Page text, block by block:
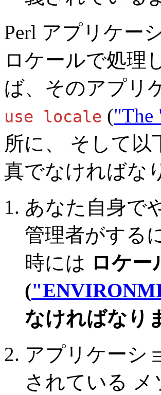
Perl アプリケー
ロケールで処理
ば、そのアプリ
use locale ("The
所に、 そして
真でなければな
あなた自身で
管理者がする
時には ロケー
(
なければなり
アプリケーシ
されている